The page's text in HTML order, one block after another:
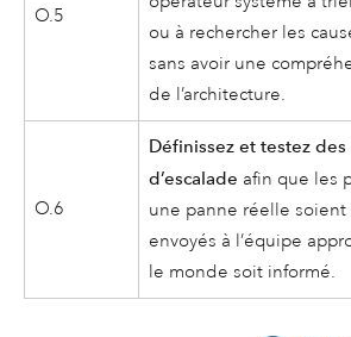
O.5
ou à rechercher les
sans avoir une
de l’architecture.
O.6
Définissez et testez des
d’escalade afin que les
une panne réelle
envoyés à l’équipe
le monde soit informé.